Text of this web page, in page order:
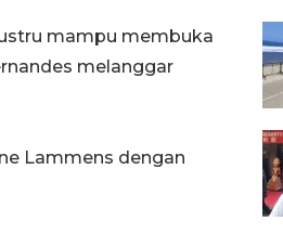
mampu membuka
melanggar
Lammens dengan